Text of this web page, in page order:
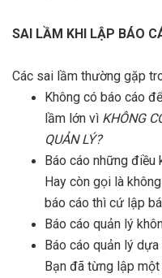
SAI LẦM KHI LẬP BÁO
Các sai lầm thường gặp
Không có báo cáo
lầm lớn vì KHÔNG
QUẢN LÝ?
Báo cáo những điều
Hay còn gọi là
báo cáo thì cứ lập
Báo cáo quản lý
Báo cáo quản lý
Bạn đã từng lập